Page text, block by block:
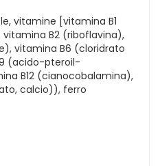
vitamine [vitamina B1
B2 (riboflavina),
vitamina B6 (cloridrato
(acido-pteroil-
B12 (cianocobalamina),
calcio)), ferro